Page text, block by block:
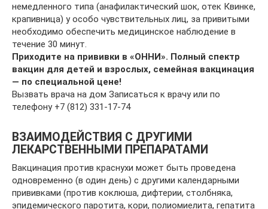
немедленного типа (анафилактический шок, отек Квинке,
крапивница) у особо чувствительных лиц, за привитыми
необходимо обеспечить медицинское наблюдение в
течение 30 минут.
Приходите на прививки в «ОННИ». Полный спектр
вакцин для детей и взрослых, семейная вакцинация
— по специальной цене!
Вызвать врача на дом Записаться к врачу или по
телефону +7 (812) 331-17-74
ВЗАИМОДЕЙСТВИЯ С ДРУГИМИ
ЛЕКАРСТВЕННЫМИ ПРЕПАРАТАМИ
Вакцинация против краснухи может быть проведена
одновременно (в один день) с другими календарными
прививками (против коклюша, дифтерии, столбняка,
эпидемического паротита, кори, полиомиелита, гепатита